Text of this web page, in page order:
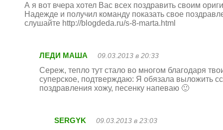
А я вот вчера хотел Вас всех поздравить своим
Надежде и получил команду показать свое
слушайте http://blogdeda.ru/s-8-marta.html
ЛЕДИ МАША 09.03.2013 в 20:33
Сереж, тепло тут стало во многом благодаря
суперское, подтверждаю: Я обязала выложить
поздравления хожу, песенку напеваю 🙂
SERGYK 09.03.2013 в 23:03